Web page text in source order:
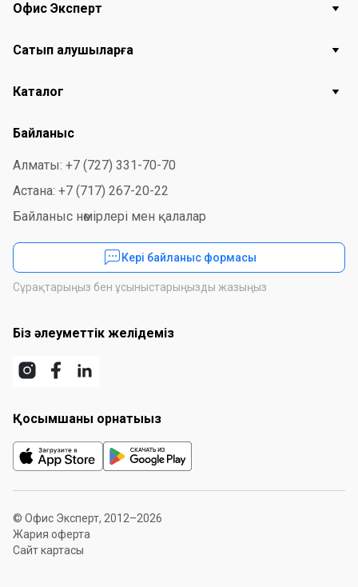
Офис Эксперт
Сатып алушыларға
Каталог
Байланыс
Алматы: +7 (727) 331-70-70
Астана: +7 (717) 267-20-22
Байланыс нөмірлері мен қалалар
Кері байланыс формасы
Сұрақтарыңыз бен ұсыныстарыңызды жазыңыз
Біз әлеуметтік желідеміз
Қосымшаны орнатыңыз
© Офис Эксперт, 2012–2026
Жария оферта
Сайт картасы